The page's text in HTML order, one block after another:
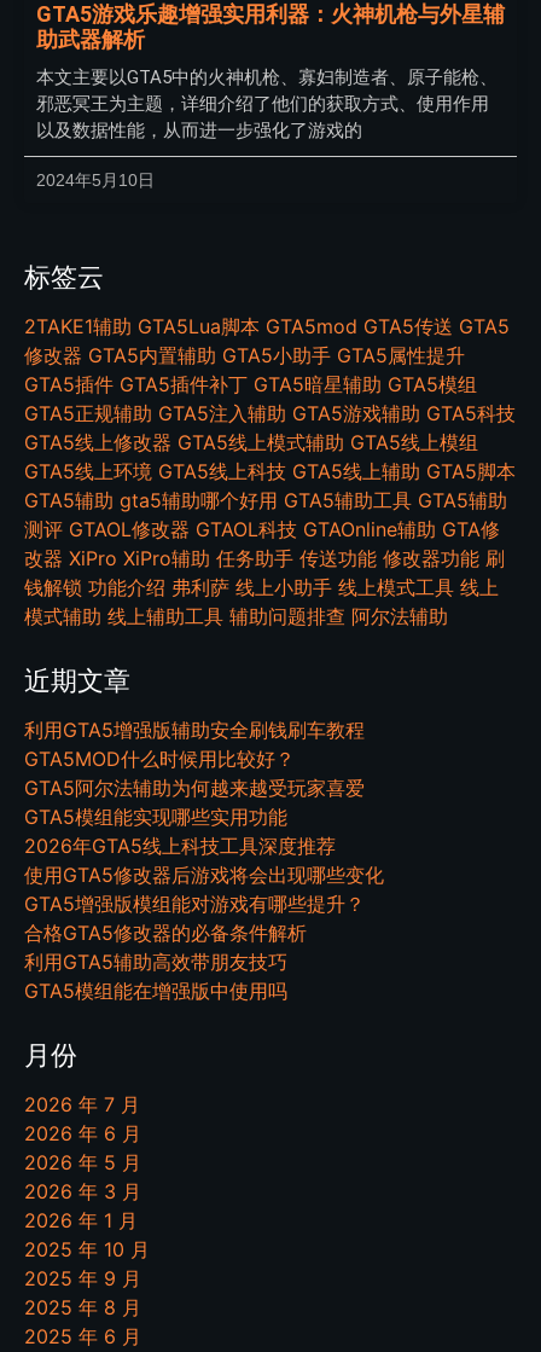
GTA5游戏乐趣增强实用利器：火神机枪与外星辅
助武器解析
本文主要以GTA5中的火神机枪、寡妇制造者、原子能枪、
邪恶冥王为主题，详细介绍了他们的获取方式、使用作用
以及数据性能，从而进一步强化了游戏的
2024年5月10日
标签云
2TAKE1辅助 GTA5Lua脚本 GTA5mod GTA5传送 GTA5
修改器 GTA5内置辅助 GTA5小助手 GTA5属性提升
GTA5插件 GTA5插件补丁 GTA5暗星辅助 GTA5模组
GTA5正规辅助 GTA5注入辅助 GTA5游戏辅助 GTA5科技
GTA5线上修改器 GTA5线上模式辅助 GTA5线上模组
GTA5线上环境 GTA5线上科技 GTA5线上辅助 GTA5脚本
GTA5辅助 gta5辅助哪个好用 GTA5辅助工具 GTA5辅助
测评 GTAOL修改器 GTAOL科技 GTAOnline辅助 GTA修
改器 XiPro XiPro辅助 任务助手 传送功能 修改器功能 刷
钱解锁 功能介绍 弗利萨 线上小助手 线上模式工具 线上
模式辅助 线上辅助工具 辅助问题排查 阿尔法辅助
近期文章
利用GTA5增强版辅助安全刷钱刷车教程
GTA5MOD什么时候用比较好？
GTA5阿尔法辅助为何越来越受玩家喜爱
GTA5模组能实现哪些实用功能
2026年GTA5线上科技工具深度推荐
使用GTA5修改器后游戏将会出现哪些变化
GTA5增强版模组能对游戏有哪些提升？
合格GTA5修改器的必备条件解析
利用GTA5辅助高效带朋友技巧
GTA5模组能在增强版中使用吗
月份
2026 年 7 月
2026 年 6 月
2026 年 5 月
2026 年 3 月
2026 年 1 月
2025 年 10 月
2025 年 9 月
2025 年 8 月
2025 年 6 月